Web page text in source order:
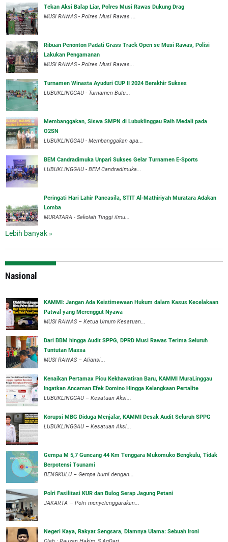
Tekan Aksi Balap Liar, Polres Musi Rawas Dukung Drag
MUSI RAWAS - Polres Musi Rawas ...
Ribuan Penonton Padati Grass Track Open se Musi Rawas, Polisi
Lakukan Pengamanan
MUSI RAWAS - Polres Musi Rawas...
Turnamen Winasta Ayuduri CUP II 2024 Berakhir Sukses
LUBUKLINGGAU - Turnamen Bulu...
Membanggakan, Siswa SMPN di Lubuklinggau Raih Medali pada
O2SN
LUBUKLINGGAU - Membanggakan apa...
BEM Candradimuka Unpari Sukses Gelar Turnamen E-Sports
LUBUKLINGGAU - BEM Candradimuka...
Peringati Hari Lahir Pancasila, STIT Al-Mathiriyah Muratara Adakan
Lomba
MURATARA - Sekolah Tinggi ilmu...
Lebih banyak »
Nasional
‎KAMMI: Jangan Ada Keistimewaan Hukum dalam Kasus Kecelakaan
Patwal yang Merenggut Nyawa
‎MUSI RAWAS – Ketua Umum Kesatuan...
Dari BBM hingga Audit SPPG, DPRD Musi Rawas Terima Seluruh
Tuntutan Massa
MUSI RAWAS – Aliansi...
‎Kenaikan Pertamax Picu Kekhawatiran Baru, KAMMI MuraLinggau
Ingatkan Ancaman Efek Domino Hingga Kelangkaan Pertalite
‎LUBUKLINGGAU – Kesatuan Aksi...
Korupsi MBG Diduga Menjalar, KAMMI Desak Audit Seluruh SPPG
‎LUBUKLINGGAU – Kesatuan Aksi...
Gempa M 5,7 Guncang 44 Km Tenggara Mukomuko Bengkulu, Tidak
Berpotensi Tsunami
BENGKULU – Gempa bumi dengan...
Polri Fasilitasi KUR dan Bulog Serap Jagung Petani
JAKARTA — Polri menyelenggarakan...
Negeri Kaya, Rakyat Sengsara, Diamnya Ulama: Sebuah Ironi